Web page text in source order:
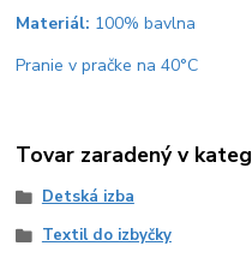
Materiál: 100% bavlna
Pranie v pračke na 40°C
Tovar zaradený v
Detská izba
Textil do izbyčky